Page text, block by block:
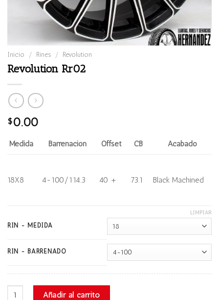
Inicio / Rines / Revolution
Revolution Rr02
$0.00
Medida Barrenación Offset CB Acabado
18X8 4-100/114.3 40 + 73.1 Black Machined
RIN - MEDIDA
RIN - BARRENADO
LIMPIAR
Revolution Rr02 cantidad
Añadir al carrito